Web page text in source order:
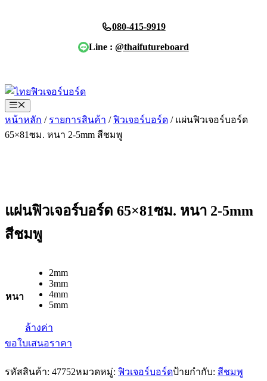
080-415-9919
Line : @thaifutureboard
Menu
หน้าหลัก / รายการสินค้า /ฟิวเจอร์บอร์ด / แผ่นฟิวเจอร์บอร์ด
65×81ซม. หนา 2-5mm สีชมพู
แผ่นฟิวเจอร์บอร์ด 65×81ซม. หนา 2-5mm
สีชมพู
หนา
2mm
3mm
4mm
5mm
ล้างค่า
ขอใบเสนอราคา
รหัสสินค้า: 47752หมวดหมู่: ฟิวเจอร์บอร์ดป้ายกำกับ: สีชมพู